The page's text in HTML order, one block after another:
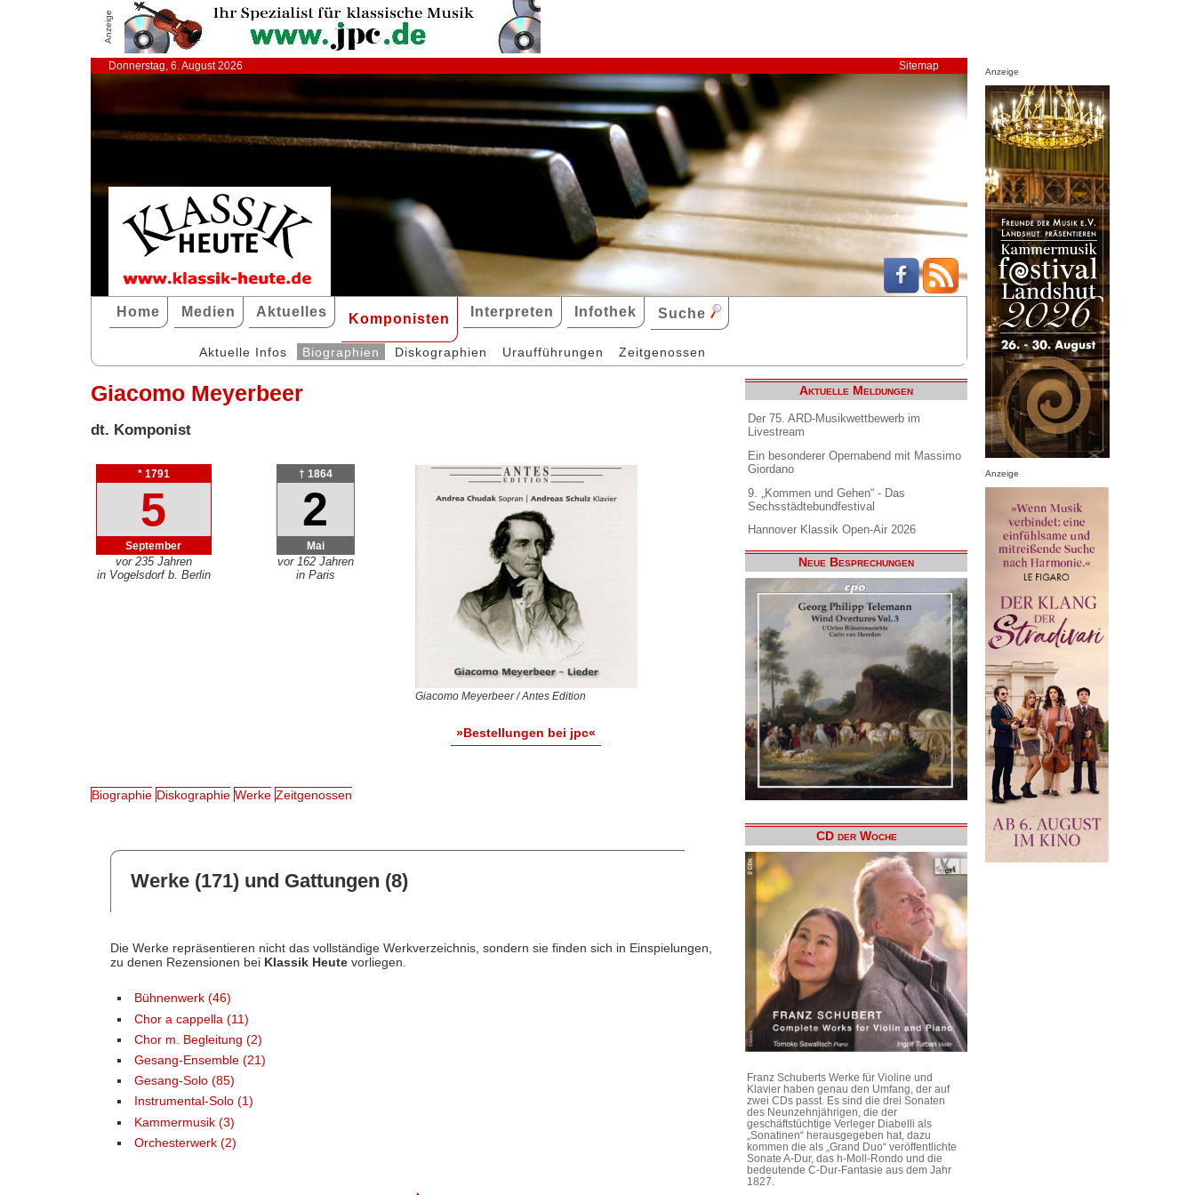
Anzeige
Donnerstag, 6. August 2026 Sitemap
Home Medien Aktuelles Komponisten Interpreten Infothek Suche
Aktuelle Infos Biographien Diskographien Uraufführungen Zeitgenossen
Giacomo Meyerbeer
dt. Komponist
* 1791
5
September
vor 235 Jahren
in Vogelsdorf b. Berlin
† 1864
2
Mai
vor 162 Jahren
in Paris
Giacomo Meyerbeer / Antes Edition
»Bestellungen bei jpc«
Biographie Diskographie Werke Zeitgenossen
Werke (171) und Gattungen (8)
Die Werke repräsentieren nicht das vollständige Werkverzeichnis, sondern sie finden sich in Einspielungen,
zu denen Rezensionen bei Klassik Heutevorliegen.
Bühnenwerk (46)
Chor a cappella (11)
Chor m. Begleitung (2)
Gesang-Ensemble (21)
Gesang-Solo (85)
Instrumental-Solo (1)
Kammermusik (3)
Orchesterwerk (2)
Aktuelle Meldungen
Der 75. ARD-Musikwettbewerb im
Livestream
Ein besonderer Opernabend mit Massimo
Giordano
9. „Kommen und Gehen“ - Das
Sechsstädtebundfestival
Hannover Klassik Open-Air 2026
Neue Besprechungen
CD der Woche
Franz Schuberts Werke für Violine und
Klavier haben genau den Umfang, der auf
zwei CDs passt. Es sind die drei Sonaten
des Neunzehnjährigen, die der
geschäftstüchtige Verleger Diabelli als
„Sonatinen“ herausgegeben hat, dazu
kommen die als „Grand Duo“ veröffentlichte
Sonate A-Dur, das h-Moll-Rondo und die
bedeutende C-Dur-Fantasie aus dem Jahr
1827.
Anzeige
Anzeige